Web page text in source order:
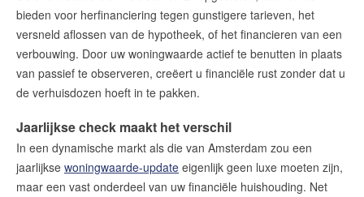
bieden voor herfinanciering tegen gunstigere tarieven, het
versneld aflossen van de hypotheek, of het financieren van een
verbouwing. Door uw woningwaarde actief te benutten in plaats
van passief te observeren, creëert u financiële rust zonder dat u
de verhuisdozen hoeft in te pakken.
Jaarlijkse check maakt het verschil
In een dynamische markt als die van Amsterdam zou een
jaarlijkse woningwaarde-update eigenlijk geen luxe moeten zijn,
maar een vast onderdeel van uw financiële huishouding. Net